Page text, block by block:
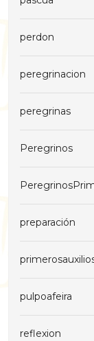
perdon
peregrinacion
peregrinas
Peregrinos
preparación
pulpoafeira
reflexion